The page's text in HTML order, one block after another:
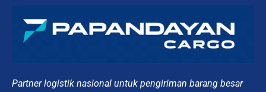
Partner logistik nasional untuk pengiriman barang besar